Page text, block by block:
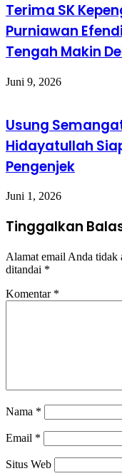
Terima SK
Purniawan
Tengah Makin
Juni 9, 2026
Usung
Hidayatullah
Pengenjek
Juni 1, 2026
Tinggalkan
Alamat email Anda tidak
ditandai *
Komentar *
Nama *
Email *
Situs Web